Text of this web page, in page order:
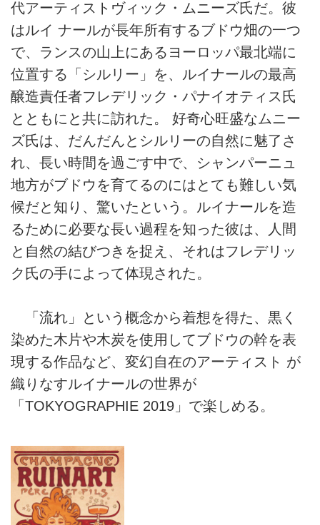
代アーティストヴィック・ムニーズ氏だ。彼
はルイ ナールが長年所有するブドウ畑の一つ
で、ランスの山上にあるヨーロッパ最北端に
位置する「シルリー」を、ルイナールの最高
醸造責任者フレデリック・パナイオティス氏
とともにと共に訪れた。 好奇心旺盛なムニー
ズ氏は、だんだんとシルリーの自然に魅了さ
れ、長い時間を過ごす中で、シャンパーニュ
地方がブドウを育てるのにはとても難しい気
候だと知り、驚いたという。ルイナールを造
るために必要な長い過程を知った彼は、人間
と自然の結びつきを捉え、それはフレデリッ
ク氏の手によって体現された。
「流れ」という概念から着想を得た、黒く
染めた木片や木炭を使用してブドウの幹を表
現する作品など、変幻自在のアーティスト が
織りなすルイナールの世界が
「TOKYOGRAPHIE 2019」で楽しめる。